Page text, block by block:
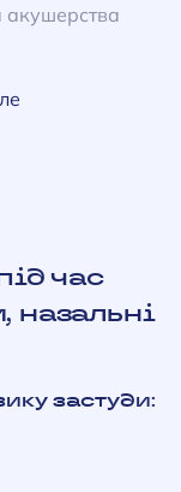
акушерства
час
назальні
застуди: